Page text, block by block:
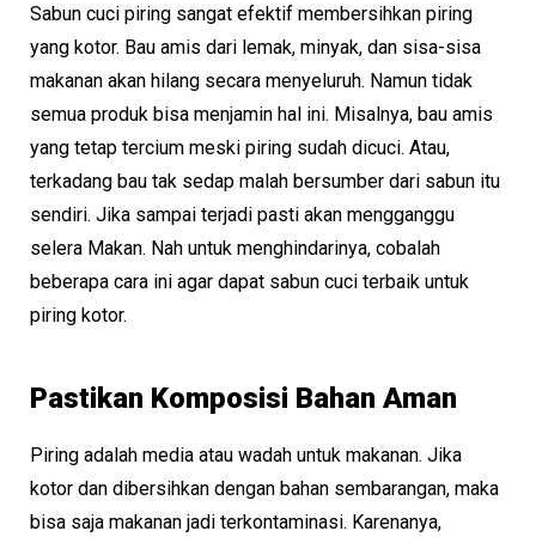
Sabun cuci piring sangat efektif membersihkan piring
yang kotor. Bau amis dari lemak, minyak, dan sisa-sisa
makanan akan hilang secara menyeluruh. Namun tidak
semua produk bisa menjamin hal ini. Misalnya, bau amis
yang tetap tercium meski piring sudah dicuci. Atau,
terkadang bau tak sedap malah bersumber dari sabun itu
sendiri. Jika sampai terjadi pasti akan mengganggu
selera Makan. Nah untuk menghindarinya, cobalah
beberapa cara ini agar dapat sabun cuci terbaik untuk
piring kotor.
Pastikan Komposisi Bahan Aman
Piring adalah media atau wadah untuk makanan. Jika
kotor dan dibersihkan dengan bahan sembarangan, maka
bisa saja makanan jadi terkontaminasi. Karenanya,